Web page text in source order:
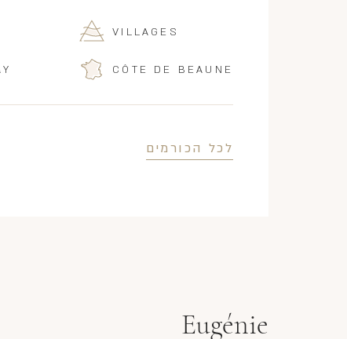
VILLAGES
CÔTE DE BEAUNE
לכל הכורמים
Eugénie